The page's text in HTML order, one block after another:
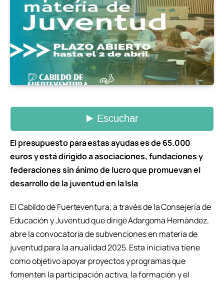
El presupuesto para estas ayudas es de 65.000
euros y está dirigido a asociaciones, fundaciones y
federaciones sin ánimo de lucro que promuevan el
desarrollo de la juventud en la Isla
El Cabildo de Fuerteventura, a través de la Consejería de
Educación y Juventud que dirige Adargoma Hernández,
abre la convocatoria de subvenciones en materia de
juventud para la anualidad 2025. Esta iniciativa tiene
como objetivo apoyar proyectos y programas que
fomenten la participación activa, la formación y el